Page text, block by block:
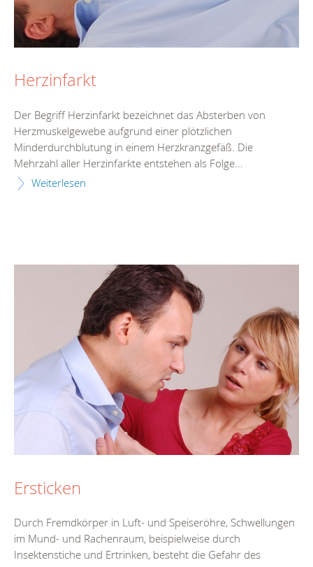
Herzinfarkt
Der Begriff Herzinfarkt bezeichnet das Absterben von
Herzmuskelgewebe aufgrund einer plötzlichen
Minderdurchblutung in einem Herzkranzgefäß. Die
Mehrzahl aller Herzinfarkte entstehen als Folge...
Weiterlesen
Ersticken
Durch Fremdkörper in Luft- und Speiseröhre, Schwellungen
im Mund- und Rachenraum, beispielweise durch
Insektenstiche und Ertrinken, besteht die Gefahr des